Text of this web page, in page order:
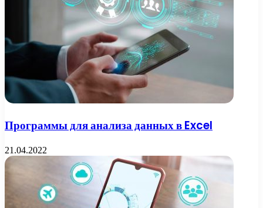
Программы для анализа данных в Excel
21.04.2022